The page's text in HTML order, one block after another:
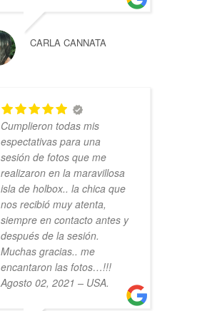
CARLA CANNATA
Cumplieron todas mis
espectativas para una
sesión de fotos que me
realizaron en la maravillosa
isla de holbox.. la chica que
nos recibió muy atenta,
siempre en contacto antes y
después de la sesión.
Muchas gracias.. me
encantaron las fotos…!!!
Agosto 02, 2021 – USA.